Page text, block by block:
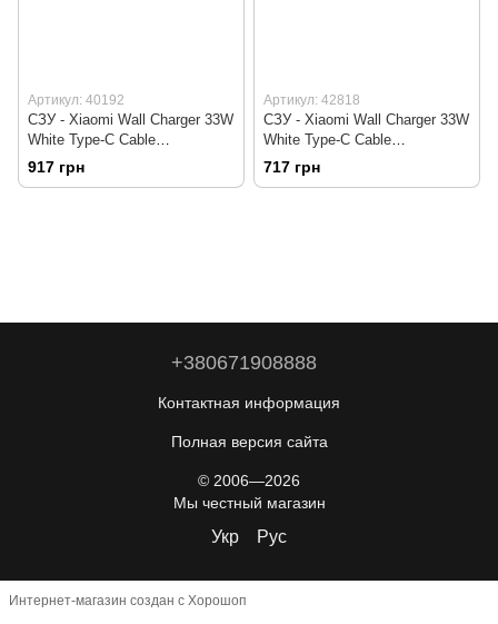
Артикул: 40192
СЗУ - Xiaomi Wall Charger 33W
White Type-C Cable
(BHR9956EU)
917 грн
Артикул: 42818
СЗУ - Xiaomi Wall Charger 33W
White Type-C Cable
(BHR9956EU)
717 грн
+380671908888
Контактная информация
Полная версия сайта
© 2006—2026
Мы честный магазин
Укр Рус
Интернет-магазин создан с Хорошоп